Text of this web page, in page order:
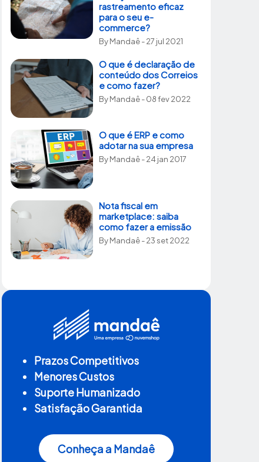
rastreamento eficaz
para o seu e-
commerce?
ByMandaê- 27 jul 2021
O que é declaração de
conteúdo dos Correios
e como fazer?
ByMandaê- 08 fev 2022
O que é ERP e como
adotar na sua empresa
ByMandaê- 24 jan 2017
Nota fiscal em
marketplace: saiba
como fazer a emissão
ByMandaê- 23 set 2022
Prazos Competitivos
Menores Custos
Suporte Humanizado
Satisfação Garantida
Conheça a Mandaê